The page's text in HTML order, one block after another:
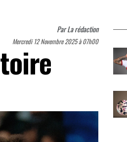
ParLa rédaction
Mercredi 12 Novembre 2025 à 07h00